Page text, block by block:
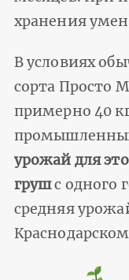
хранения
В условиях
сорта Просто
примерно 40
урожай для
грушс одного
средняя